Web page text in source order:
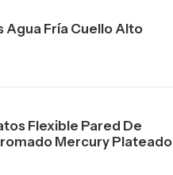
Agua Fría Cuello Alto
Flexible Pared De
Mercury Plateado